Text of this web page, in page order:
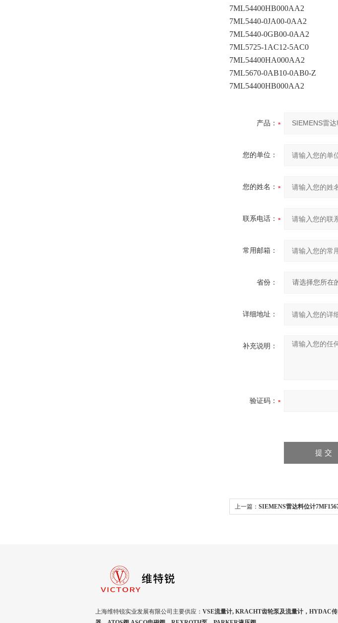
7ML54400HB000AA2
7ML5440-0JA00-0AA2
7ML5440-0GB00-0AA2
7ML5725-1AC12-5AC0
7ML54400HA000AA2
7ML5670-0AB10-0AB0-Z
7ML54400HB000AA2
产品：
您的单位：
您的姓名：
联系电话：
常用邮箱：
省份：
详细地址：
补充说明：
验证码：
上一篇： SIEMENS雷达料位计
上海维特锐实业发展有限公司主要供应： VSE流量计, KRACHT齿轮泵及流量计，HYDAC